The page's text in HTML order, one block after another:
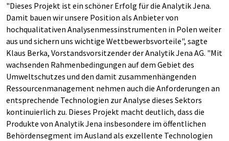
"Dieses Projekt ist ein schöner Erfolg für die Analytik Jena.
Damit bauen wir unsere Position als Anbieter von
hochqualitativen Analysenmessinstrumenten in Polen weiter
aus und sichern uns wichtige Wettbewerbsvorteile", sagte
Klaus Berka, Vorstandsvorsitzender der Analytik Jena AG. "Mit
wachsenden Rahmenbedingungen auf dem Gebiet des
Umweltschutzes und den damit zusammenhängenden
Ressourcenmanagement nehmen auch die Anforderungen an
entsprechende Technologien zur Analyse dieses Sektors
kontinuierlich zu. Dieses Projekt macht deutlich, dass die
Produkte von Analytik Jena insbesondere im öffentlichen
Behördensegment im Ausland als exzellente Technologien